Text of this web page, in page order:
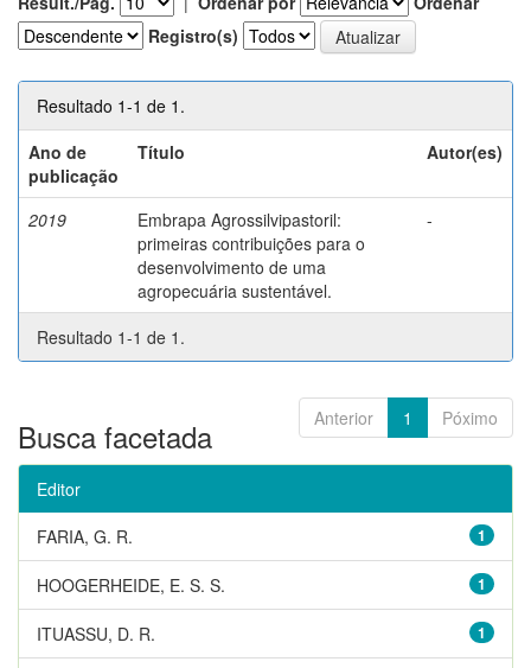
Registro(s)
Resultado 1-1 de 1.
Ano de
publicação
Título Autor(es)
2019
Embrapa Agrossilvipastoril:
primeiras contribuições para o
desenvolvimento de uma
agropecuária sustentável.
-
Resultado 1-1 de 1.
Anterior 1 Póximo
Busca facetada
Editor
1
FARIA, G. R.
1
HOOGERHEIDE, E. S. S.
1
ITUASSU, D. R.